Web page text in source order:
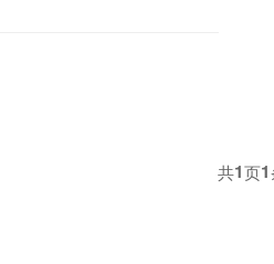
共1页1